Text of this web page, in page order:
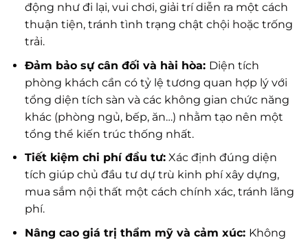
động như đi lại, vui chơi, giải trí diễn ra một cách
thuận tiện, tránh tình trạng chật chội hoặc trống
trải.
Đảm bảo sự cân đối và hài hòa: Diện tích
phòng khách cần có tỷ lệ tương quan hợp lý với
tổng diện tích sàn và các không gian chức năng
khác (phòng ngủ, bếp, ăn…) nhằm tạo nên một
tổng thể kiến trúc thống nhất.
Tiết kiệm chi phí đầu tư:Xác định đúng diện
tích giúp chủ đầu tư dự trù kinh phí xây dựng,
mua sắm nội thất một cách chính xác, tránh lãng
phí.
Nâng cao giá trị thẩm mỹ và cảm xúc: Không